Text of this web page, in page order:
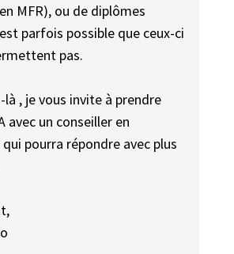
MFR), ou de diplômes
parfois possible que ceux-ci
pas.
là , je vous invite à prendre
avec un conseiller en
pourra répondre avec plus